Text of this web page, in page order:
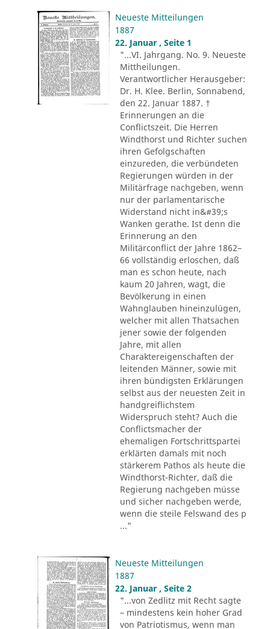
Neueste Mitteilungen
1887
22. Januar , Seite 1
"...VI. Jahrgang. No. 9. Neueste
Mittheilungen.
Verantwortlicher Herausgeber:
Dr. H. Klee. Berlin, Sonnabend,
den 22. Januar 1887. †
Erinnerungen an die
Conflictszeit. Die Herren
Windthorst und Richter suchen
ihren Gefolgschaften
einzureden, die verbündeten
Regierungen würden in der
Militärfrage nachgeben, wenn
nur der parlamentarische
Widerstand nicht in&#39;s
Wanken gerathe. Ist denn die
Erinnerung an den
Militärconflict der Jahre 1862–
66 vollständig erloschen, daß
man es schon heute, nach
kaum 20 Jahren, wagt, die
Bevölkerung in einen
Wahnglauben hineinzulügen,
welcher mit allen Thatsachen
jener sowie der folgenden
Jahre, mit allen
Charaktereigenschaften der
leitenden Männer, sowie mit
ihren bündigsten Erklärungen
selbst aus der neuesten Zeit in
handgreiflichstem
Widerspruch steht? Auch die
Conflictsmacher der
ehemaligen Fortschrittspartei
erklärten damals mit noch
stärkerem Pathos als heute die
Windthorst-Richter, daß die
Regierung nachgeben müsse
und sicher nachgeben werde,
wenn die steile Felswand des p
..."
Neueste Mitteilungen
1887
22. Januar , Seite 2
"...von Zedlitz mit Recht sagte
– mindestens kein hoher Grad
von Patriotismus, wenn man